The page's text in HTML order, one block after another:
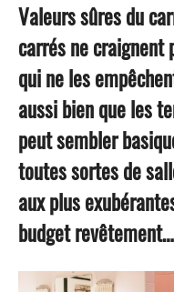
Valeurs sûres du
carrés ne craignent
qui ne les
aussi bien que les
peut sembler
toutes sortes de
aux plus
budget revêtement…